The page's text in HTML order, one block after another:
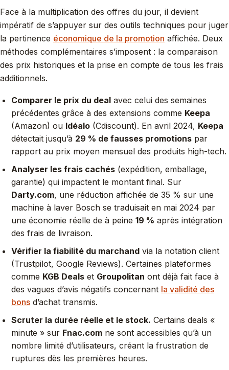
Face à la multiplication des offres du jour, il devient
impératif de s’appuyer sur des outils techniques pour juger
la pertinence économique de la promotion affichée. Deux
méthodes complémentaires s’imposent : la comparaison
des prix historiques et la prise en compte de tous les frais
additionnels.
Comparer le prix du deal avec celui des semaines
précédentes grâce à des extensions comme Keepa
(Amazon) ou Idéalo (Cdiscount). En avril 2024, Keepa
détectait jusqu’à 29 % de fausses promotions par
rapport au prix moyen mensuel des produits high-tech.
Analyser les frais cachés (expédition, emballage,
garantie) qui impactent le montant final. Sur
Darty.com, une réduction affichée de 35 % sur une
machine à laver Bosch se traduisait en mai 2024 par
une économie réelle de à peine 19 % après intégration
des frais de livraison.
Vérifier la fiabilité du marchand via la notation client
(Trustpilot, Google Reviews). Certaines plateformes
comme KGB Deals et Groupolitan ont déjà fait face à
des vagues d’avis négatifs concernant la validité des
bons d’achat transmis.
Scruter la durée réelle et le stock. Certains deals «
minute » sur Fnac.com ne sont accessibles qu’à un
nombre limité d’utilisateurs, créant la frustration de
ruptures dès les premières heures.